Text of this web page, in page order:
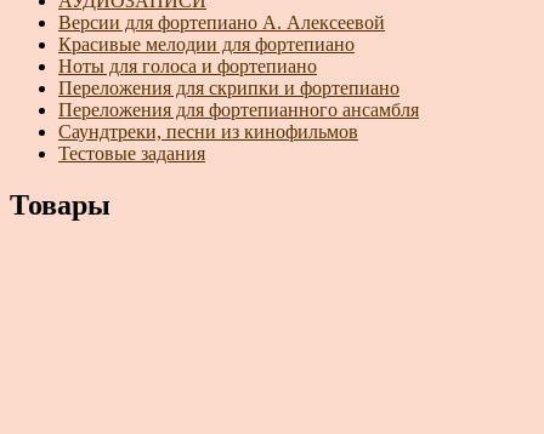
Версии для фортепиано А. Алексеевой
Красивые мелодии для фортепиано
Ноты для голоса и фортепиано
Переложения для скрипки и фортепиано
Переложения для фортепианного ансамбля
Саундтреки, песни из кинофильмов
Тестовые задания
Товары